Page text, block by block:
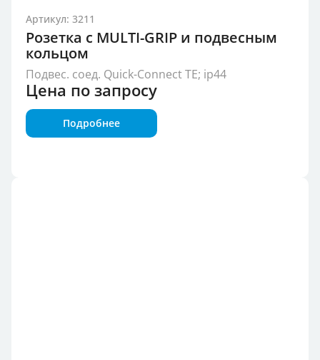
Артикул: 3211
Розетка с MULTI-GRIP и подвесным
кольцом
Подвес. соед. Quick-Connect TE; ip44
Цена по запросу
Подробнее